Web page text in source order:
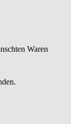
Waren